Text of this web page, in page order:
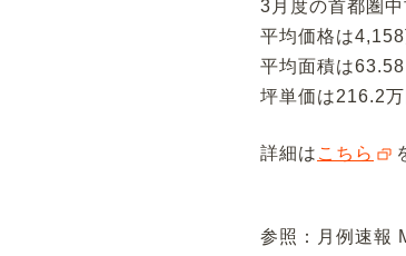
3月度の首都圏
平均価格は
平均面積は
坪単価は216.2
詳細は こちら
参照：月例速報